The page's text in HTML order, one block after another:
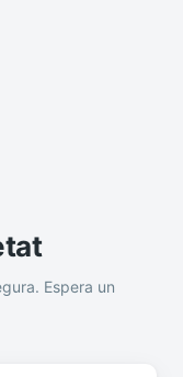
Espera un